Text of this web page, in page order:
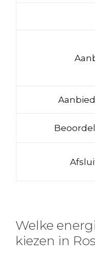
Welke
kiezen in